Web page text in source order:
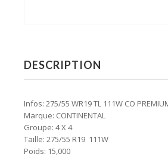
DESCRIPTION
Infos: 275/55 WR19 TL 111W CO
Marque: CONTINENTAL
Groupe: 4 X 4
Taille: 275/55 R19 111W
Poids: 15,000